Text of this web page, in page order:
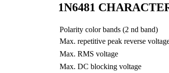
1N6481
Polarity color bands (2 nd band)
Max. repetitive peak reverse
Max. RMS voltage
Max. DC blocking voltage